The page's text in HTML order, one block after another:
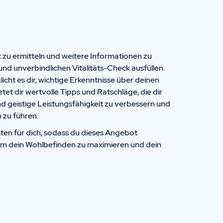
ermitteln und weitere Informationen zu
unverbindlichen Vitalitäts-Check ausfüllen.
es dir, wichtige Erkenntnisse über deinen
dir wertvolle Tipps und Ratschläge, die dir
geistige Leistungsfähigkeit zu verbessern und
zu führen.
für dich, sodass du dieses Angebot
dein Wohlbefinden zu maximieren und dein